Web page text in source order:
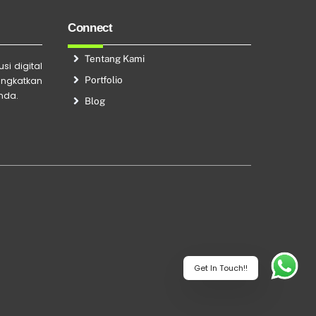
Get In Touch!!
digital
Connect
Tentang Kami
Portfolio
Blog